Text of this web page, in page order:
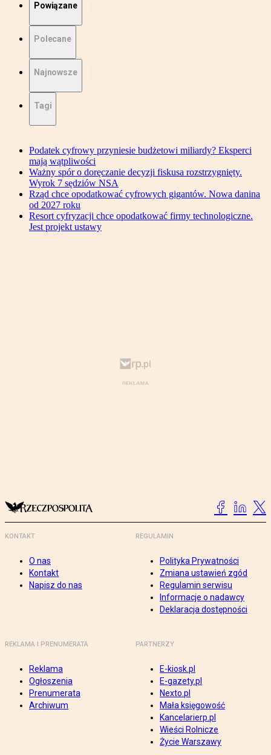
Powiązane
Polecane
Najnowsze
Tagi
Podatek cyfrowy przyniesie budżetowi miliardy? Eksperci
mają wątpliwości
Ważny spór o doręczanie decyzji fiskusa rozstrzygnięty.
Wyrok 7 sędziów NSA
Rząd chce opodatkować cyfrowych gigantów. Nowa danina
od 2027 roku
Resort cyfryzacji chce opodatkować firmy technologiczne.
Jest projekt ustawy
KONTAKT
O nas
Kontakt
Napisz do nas
REGULAMIN
Polityka Prywatności
Zmiana ustawień zgód
Regulamin serwisu
Informacje o nadawcy
Deklaracja dostępności
REKLAMA I PRENUMERATA
Reklama
Ogłoszenia
Prenumerata
Archiwum
PARTNERZY
E-kiosk.pl
E-gazety.pl
Nexto.pl
Mała księgowość
Kancelarierp.pl
Wieści Rolnicze
Życie Warszawy